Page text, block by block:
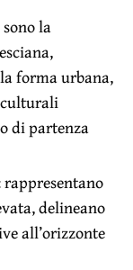
la
forma urbana,
di partenza
delineano
all’orizzonte